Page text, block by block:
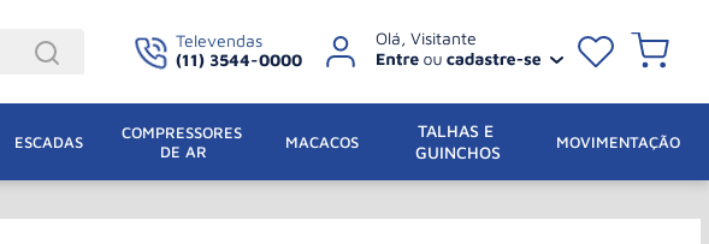
Televendas
(11) 3544-0000
ESCADAS
COMPRESSORES
DE AR
MACACOS
TALHAS E
GUINCHOS
MOVIMENTAÇÃO